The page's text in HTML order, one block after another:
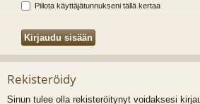
Piilota käyttäjätunnukseni tällä kertaa
Rekisteröidy
Sinun tulee olla rekisteröitynyt voidaksesi